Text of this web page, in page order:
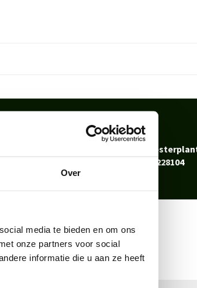
Over
media te bieden en om ons
onze partners voor social
informatie die u aan ze heeft
een vraag? Neem contactBel0344-228104
0344-228104